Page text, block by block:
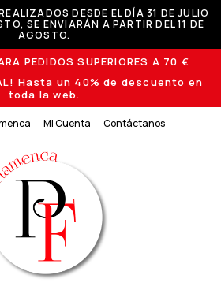
DESDE EL DÍA 31 DE JULIO
SE ENVIARÁN A PARTIR DEL 11 DE
AGOSTO.
PEDIDOS SUPERIORES A 70 €
Hasta un 40% de descuento en
toda la web.
Mi Cuenta Contáctanos